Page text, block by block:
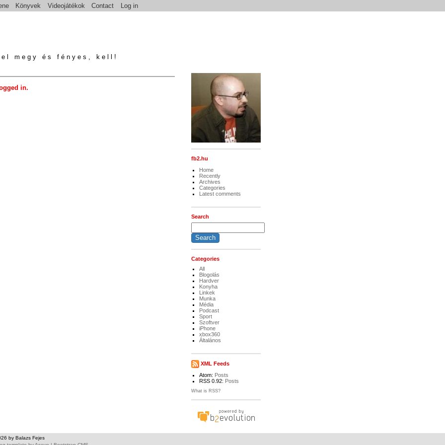
Könyvek Videojátékok Contact Log in
megy és fényes, kell!
in.
fb2.hu
Home
Recently
Archives
Categories
Latest comments
Search
Categories
All
Blogolás
Hardver
Konyha
Linkek
Munka
Média
Podcast
Sport
Szoftver
iPhone
xbox360
Általános
XML Feeds
Atom: Posts
RSS 0.92: Posts
What is RSS?
by Balazs Fejes